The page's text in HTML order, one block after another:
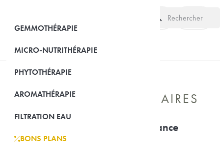
search
(0)
GEMMOTHÉRAPIE
MICRO-NUTRITHÉRAPIE
PHYTOTHÉRAPIE
AROMATHÉRAPIE
FILTRATION EAU
BONS PLANS
EQUI-NUTRI
NOS PARTENAIRES
Ils nous font confiance